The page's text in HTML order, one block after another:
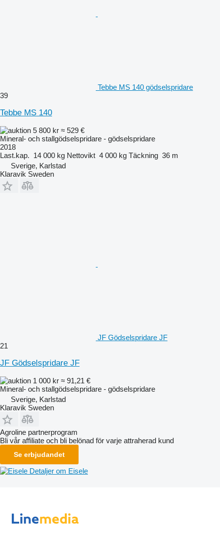
Tebbe MS 140 gödselspridare
39
Tebbe MS 140
5 800 kr ≈ 529 €
Mineral- och stallgödselspridare - gödselspridare
2018
Last.kap. 14 000 kg Nettovikt 4 000 kg Täckning 36 m
Sverige, Karlstad
Klaravik Sweden
JF Gödselspridare JF
21
JF Gödselspridare JF
1 000 kr ≈ 91,21 €
Mineral- och stallgödselspridare - gödselspridare
Sverige, Karlstad
Klaravik Sweden
Agroline partnerprogram
Bli vår affiliate och bli belönad för varje attraherad kund
Se erbjudandet
Detaljer om Eisele